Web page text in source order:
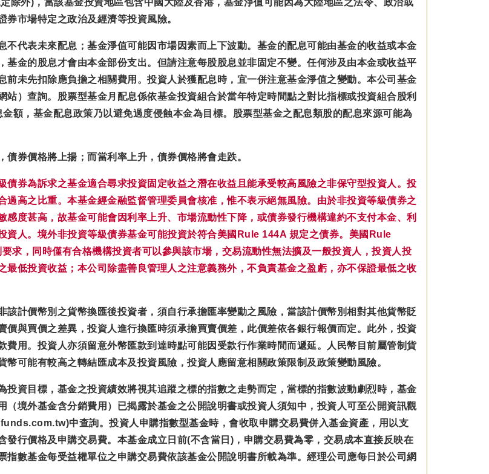
除外)， 當該基金投資地區包含中國大陸及香港，基金淨值可能因為大陸地區之法令、政治或
券市場特定之政治及經濟等投資風險。
代表未來配息；基金淨值可能因市場因素而上下波動。基金的配息可能由基金的收益或本金
基金的股息才會由本金部份支出。但請注意每股股息並非固定不變。 任何涉及由本金或收益平
未先扣除應負擔之相關費用。投資人於獲配息時，宜一併注意基金淨值之變動。本公司基金
）查詢。股票型基金月配息係依基金投資組合於當年特定時間點之對比指標或投資組合股利
額，基金配息政策乃以避免過度侵蝕本金為目標。股票型基金之配息類股的配息來源可能為
券價格將上揚；而當利率上升，債券價格將會走跌。
券為訴求之基金適合尋求投資固定收益之潛在收益且能承受較高風險之非保守型投資人。投
高之比重。本基金經金融監督管理委員會核准，惟不表示絕無風險。由於非投資等級債券之
度甚高，故基金可能會因利率上升、市場流動性下降，或債券發行機構違約不支付本金、利
資人。境外非投資等級債券基金可能投資於符合美國Rule 144A 規定之債券。美國Rule
求，同時僅有合格機構投資者可以參與該市場，交易流動性無法擴及一般投資人，投資人投
低投資收益；本公司除盡善良管理人之注意義務外，不負責基金之盈虧，亦不保證最低之收
計價幣別之貨幣換匯後投資者，須自行承擔匯率變動之風險，當該計價幣別相對其他貨幣貶
與買價之差異，投資人進行換匯時須承擔買賣價差，此價差依各銀行報價而定。此外，投資
費用。投資人亦須留意外幣匯款到達時點可能因受款行作業時間而遞延。人民幣目前屬管制貨
可能有較高之轉結匯成本及投資風險，投資人應留意相關政策限制及政策變動風險。
資目標，基金之投資績效將視其追蹤之標的指數之走勢而定，當標的指數波動劇烈時，基金
境外基金含分銷費用）已揭露於基金之公開說明書或投資人須知中，投資人可至公開資訊觀
中查詢。投資人申購指數型基金時，會收取申購交易費併入基金資產，用以支
行價格及申購交易費。本基金成立日前(不含當日)，申購交易費為零，交易成本直接反映在
數基金每受益權單位之申購交易費依該基金公開說明書所載為準。經理公司應每日於公司網